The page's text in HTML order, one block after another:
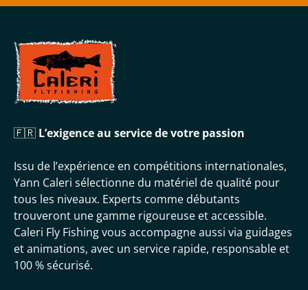
🇫🇷 L’exigence au service de votre passion
Issu de l’expérience en compétitions internationales,
Yann Caleri sélectionne du matériel de qualité pour
tous les niveaux. Experts comme débutants
trouveront une gamme rigoureuse et accessible.
Caleri Fly Fishing vous accompagne aussi via guidages
et animations, avec un service rapide, responsable et
100 % sécurisé.